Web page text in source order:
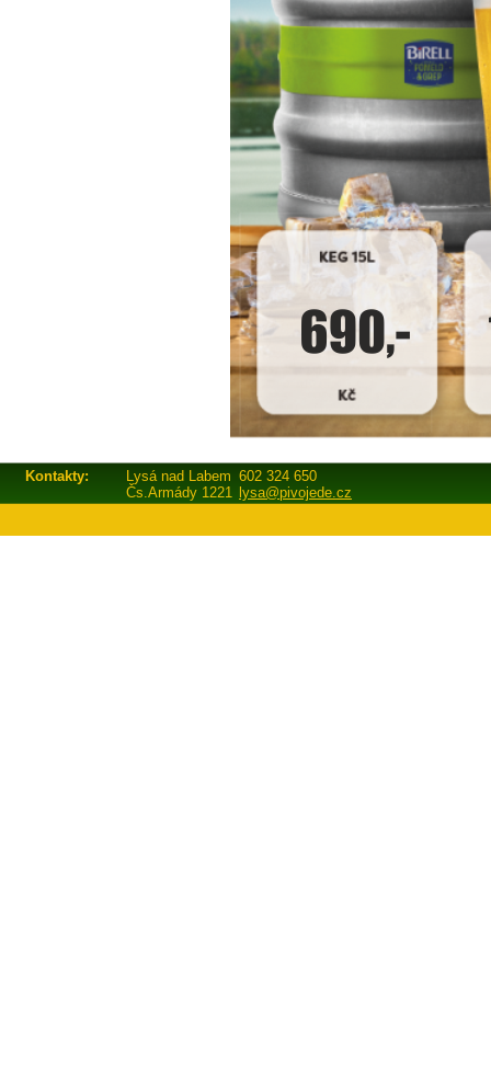
Kontakty: Lysá nad Labem 602 324 650
Čs.Armády 1221 lysa@pivojede.cz